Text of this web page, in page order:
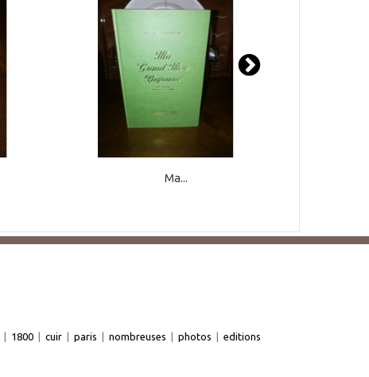
Ma...
| 1800 | cuir | paris | nombreuses | photos | editions